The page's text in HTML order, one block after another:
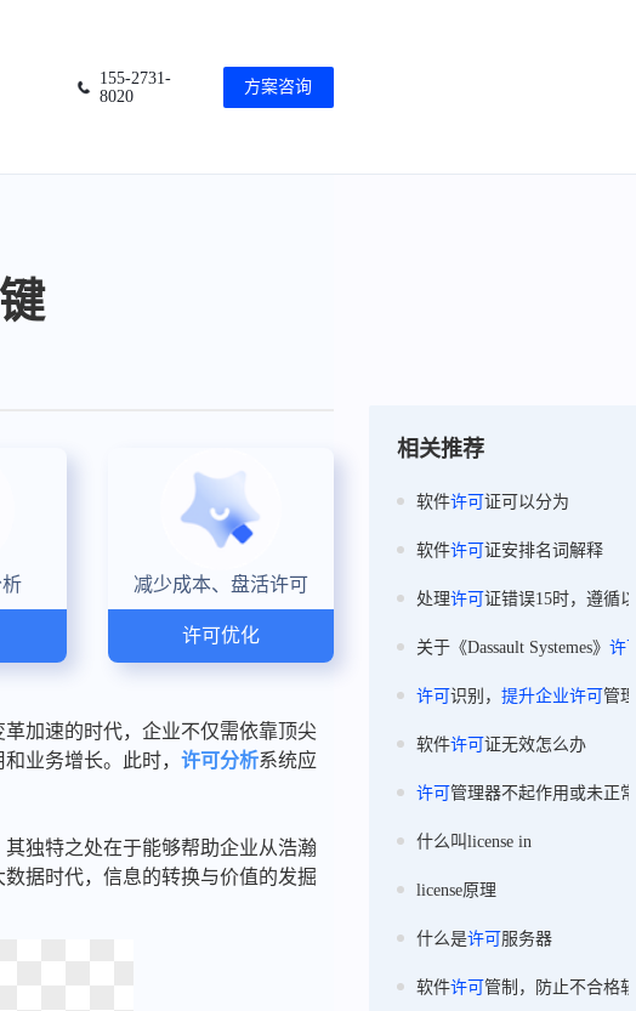
155-2731-
8020
方案咨询
减少成本、盘活许可
许可优化
加速的时代，企业不仅需依靠顶尖
业务增长。此时， 许可分析系统应
独特之处在于能够帮助企业从浩瀚
据时代，信息的转换与价值的发掘
相关推荐
软件许可 证可以分为
软件许可 证安排名词解释
处理许可 证错误15时，遵循
关于《Dassault Systemes》 许
许可 识别， 提升企业许可 管理
软件许可 证无效怎么办
许可 管理器不起作用或未正
什么叫license in
license原理
什么是许可 服务器
软件许可 管制，防止不合格